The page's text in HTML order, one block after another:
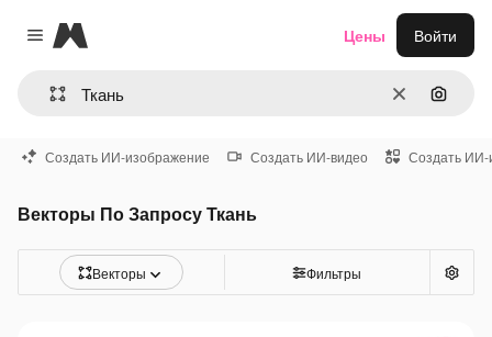
Close menu
Magnific
ОчиститьПоиск
Цены Войти
Создать ИИ-изображение Создать ИИ-видео Создать ИИ-
Векторы По Запросу Ткань
Векторы Фильтры